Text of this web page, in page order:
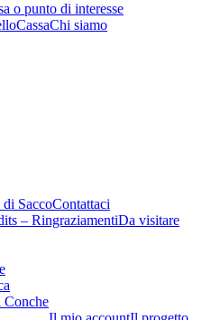
o punto di interesse
CassaChi siamo
di SaccoContattaci
– RingraziamentiDa visitare
Conche